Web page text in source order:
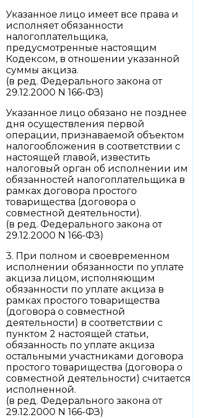
Указанное лицо имеет все права и
исполняет обязанности
налогоплательщика,
предусмотренные настоящим
Кодексом, в отношении указанной
суммы акциза.
(в ред. Федерального закона от
29.12.2000 N 166-ФЗ)
Указанное лицо обязано не позднее
дня осуществления первой
операции, признаваемой объектом
налогообложения в соответствии с
настоящей главой, известить
налоговый орган об исполнении им
обязанностей налогоплательщика в
рамках договора простого
товарищества (договора о
совместной деятельности).
(в ред. Федерального закона от
29.12.2000 N 166-ФЗ)
3. При полном и своевременном
исполнении обязанности по уплате
акциза лицом, исполняющим
обязанности по уплате акциза в
рамках простого товарищества
(договора о совместной
деятельности) в соответствии с
пунктом 2 настоящей статьи,
обязанность по уплате акциза
остальными участниками договора
простого товарищества (договора о
совместной деятельности) считается
исполненной.
(в ред. Федерального закона от
29.12.2000 N 166-ФЗ)